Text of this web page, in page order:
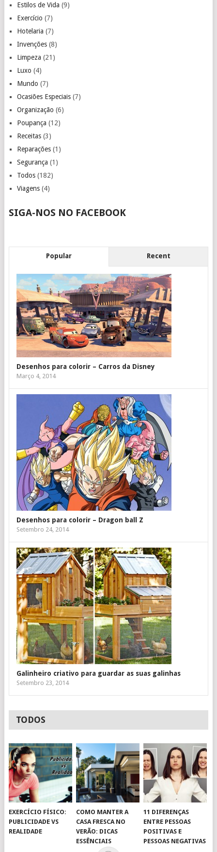
Estilos de Vida (9)
Exercício (7)
Hotelaria (7)
Invenções(8)
Limpeza (21)
Luxo (4)
Mundo (7)
Ocasiões Especiais(7)
Organização (6)
Poupança (12)
Receitas(3)
Reparações(1)
Segurança (1)
Todos(182)
Viagens(4)
SIGA-NOS NO FACEBOOK
Popular Recent
Desenhos para colorir – Carros da Disney
Março 4, 2014
Desenhos para colorir – Dragon ball Z
Setembro 24, 2014
Galinheiro criativo para guardar as suas galinhas
Setembro 23, 2014
TODOS
EXERCÍCIO FÍSICO:
PUBLICIDADE VS
REALIDADE
COMO MANTER A
CASA FRESCA NO
VERÃO: DICAS
ESSÊNCIAIS
11 DIFERENÇAS
ENTRE PESSOAS
POSITIVAS E
PESSOAS NEGATIVAS